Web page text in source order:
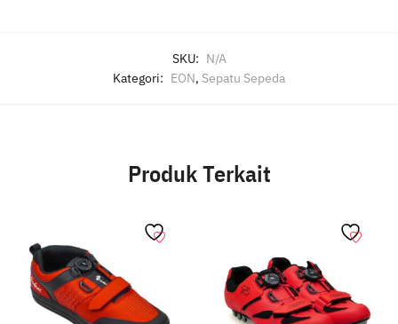
SKU: N/A
Kategori: EON, Sepatu Sepeda
Produk Terkait